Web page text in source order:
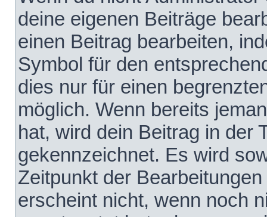
deine eigenen Beiträge
einen Beitrag bearbeiten,
Symbol für den
dies nur für einen
möglich. Wenn bereits
hat, wird dein Beitrag in der
gekennzeichnet. Es wird
Zeitpunkt der
erscheint nicht, wenn noch